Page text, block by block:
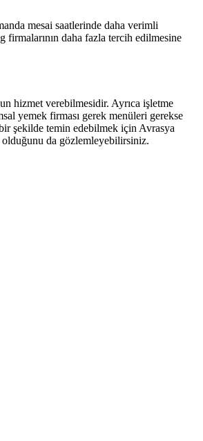
mesai saatlerinde daha verimli
firmalarının daha fazla tercih edilmesine
hizmet verebilmesidir. Ayrıca işletme
yemek firması gerek menüleri gerekse
şekilde temin edebilmek için Avrasya
olduğunu da gözlemleyebilirsiniz.